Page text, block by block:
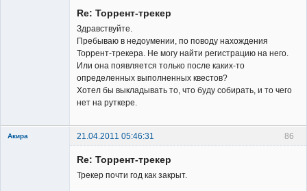
Re: Торрент-трекер
Здравствуйте.
Пребываю в недоумении, по поводу нахождения
Торрент-трекера. Не могу найти регистрацию на него.
Или она появляется только после каких-то
определенных выполненных квестов?
Хотел бы выкладывать то, что буду собирать, и то чего
нет на руткере.
86
Акира 21.04.2011 05:46:31
Re: Торрент-трекер
Трекер почти год как закрыт.